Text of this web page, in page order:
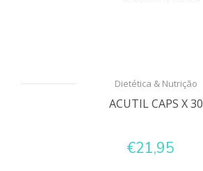
Dietética & Nutrição
ACUTIL CAPS X 30
€21,95